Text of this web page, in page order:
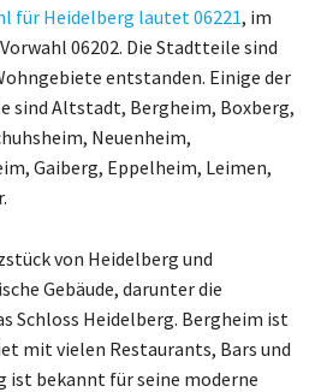
für Heidelberg lautet 06221, im
06202. Die Stadtteile sind
entstanden. Einige der
sind Altstadt, Bergheim, Boxberg,
Neuenheim,
Gaiberg, Eppelheim, Leimen,
von Heidelberg und
Gebäude, darunter die
Schloss Heidelberg. Bergheim ist
mit vielen Restaurants, Bars und
ist bekannt für seine moderne